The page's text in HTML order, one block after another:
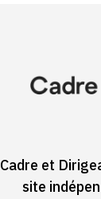
Cadre et
site